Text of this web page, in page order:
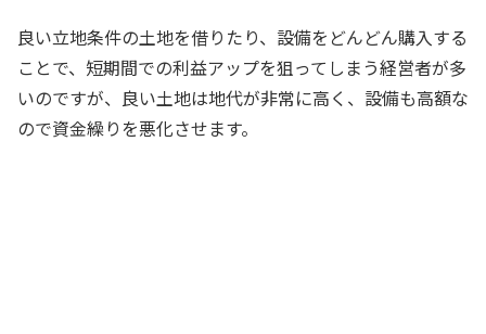
良い立地条件の土地を借りたり、設備をどんどん購入する
ことで、短期間での利益アップを狙ってしまう経営者が多
いのですが、良い土地は地代が非常に高く、設備も高額な
ので資金繰りを悪化させます。